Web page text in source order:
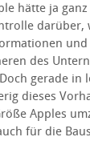
hätte ja
darüber,
und
des
gerade in
dieses
Apples
für die